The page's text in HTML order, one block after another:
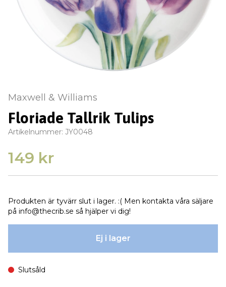
Maxwell & Williams
Floriade Tallrik Tulips
Artikelnummer: JY0048
149 kr
Produkten är tyvärr slut i lager. :( Men kontakta våra säljare
på info@thecrib.se så hjälper vi dig!
Ej i lager
Slutsåld